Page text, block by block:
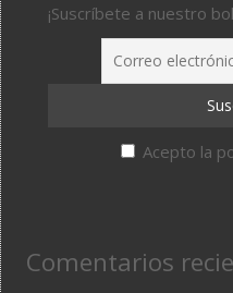
¡Suscríbete a nuestro
Acepto la
Comentarios